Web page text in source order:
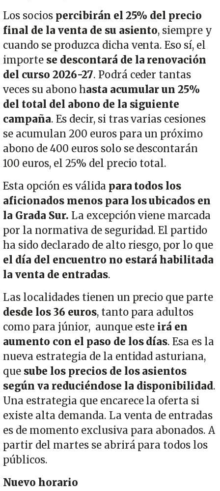
Los socios percibirán el 25% del precio
final de la venta de su asiento, siempre y
cuando se produzca dicha venta. Eso sí, el
importe se descontará de la renovación
del curso 2026-27. Podrá ceder tantas
veces su abono hasta acumular un 25%
del total del abono de la siguiente
campaña. Es decir, si tras varias cesiones
se acumulan 200 euros para un próximo
abono de 400 euros solo se descontarán
100 euros, el 25% del precio total.
Esta opción es válida para todos los
aficionados menos para los ubicados en
la Grada Sur. La excepción viene marcada
por la normativa de seguridad. El partido
ha sido declarado de alto riesgo, por lo que
el día del encuentro no estará habilitada
la venta de entradas.
Las localidades tienen un precio que parte
desde los 36 euros, tanto para adultos
como para júnior, aunque este irá en
aumento con el paso de los días. Esa es la
nueva estrategia de la entidad asturiana,
que sube los precios de los asientos
según va reduciéndose la disponibilidad.
Una estrategia que encarece la oferta si
existe alta demanda. La venta de entradas
es de momento exclusiva para abonados. A
partir del martes se abrirá para todos los
públicos.
Nuevo horario